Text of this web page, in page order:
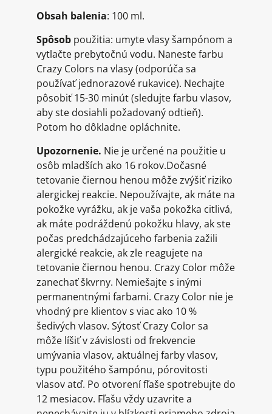
Obsah balenia: 100 ml.
Spôsob použitia: umyte vlasy šampónom a
vytlačte prebytočnú vodu. Naneste farbu
Crazy Colors na vlasy (odporúča sa
používať jednorazové rukavice). Nechajte
pôsobiť 15-30 minút (sledujte farbu vlasov,
aby ste dosiahli požadovaný odtieň).
Potom ho dôkladne opláchnite.
Upozornenie. Nie je určené na použitie u
osôb mladších ako 16 rokov.Dočasné
tetovanie čiernou henou môže zvýšiť riziko
alergickej reakcie. Nepoužívajte, ak máte na
pokožke vyrážku, ak je vaša pokožka citlivá,
ak máte podráždenú pokožku hlavy, ak ste
počas predchádzajúceho farbenia zažili
alergické reakcie, ak zle reagujete na
tetovanie čiernou henou. Crazy Color môže
zanechať škvrny. Nemiešajte s inými
permanentnými farbami. Crazy Color nie je
vhodný pre klientov s viac ako 10 %
šedivých vlasov. Sýtosť Crazy Color sa
môže líšiť v závislosti od frekvencie
umývania vlasov, aktuálnej farby vlasov,
typu použitého šampónu, pórovitosti
vlasov atď. Po otvorení fľaše spotrebujte do
12 mesiacov. Fľašu vždy uzavrite a